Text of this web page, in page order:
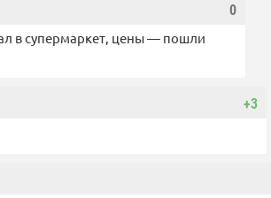
0
в супермаркет, цены — пошли
+3